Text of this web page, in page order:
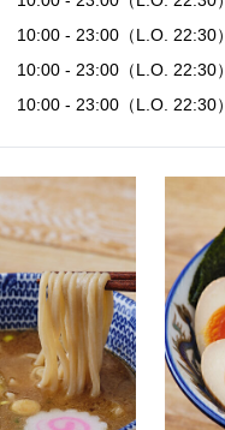
10:00 - 23:00（L.O. 22:30）
10:00 - 23:00（L.O. 22:30）
10:00 - 23:00（L.O. 22:30）